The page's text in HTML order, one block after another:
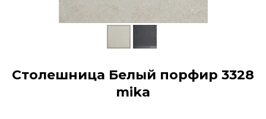
Столешница Белый порфир 3328
mika